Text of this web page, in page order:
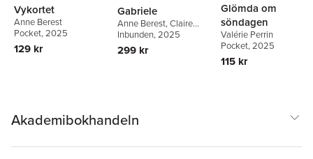
Vykortet
Anne Berest
Pocket, 2025
129 kr
Gabriele
Anne Berest,Claire
Berest
Inbunden, 2025
299 kr
Glömda om
söndagen
Valérie Perrin
Pocket, 2025
115 kr
Akademibokhandeln